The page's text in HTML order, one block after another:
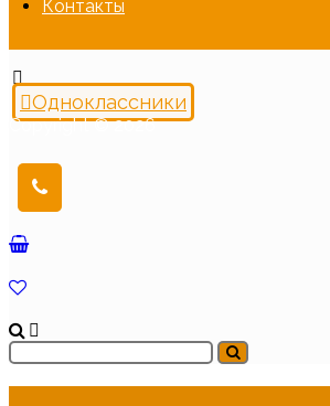
Контакты
Одноклассники
Copyright © 2026